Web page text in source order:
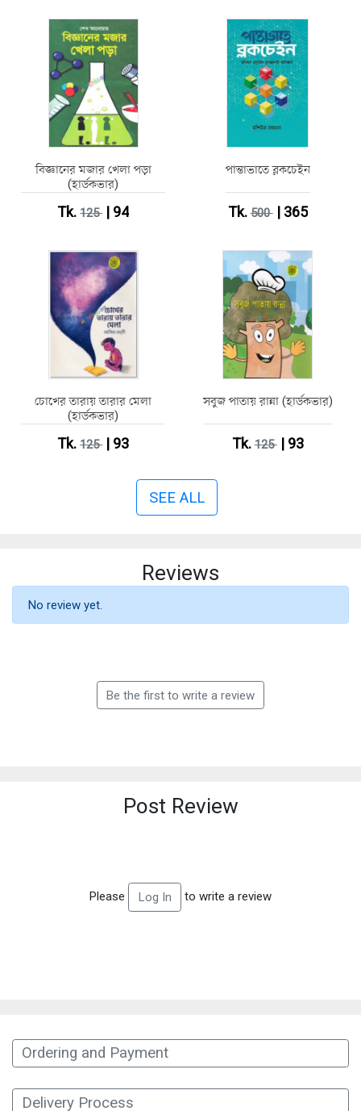
বিজ্ঞানের মজার খেলা পড়া
(হার্ডকভার)
Tk.125| 94
পান্তাভাতে ব্লকচেইন
Tk.500| 365
চোখের তারায় তারার মেলা
(হার্ডকভার)
Tk.125| 93
সবুজ পাতায় রান্না (হার্ডকভার)
Tk.125| 93
SEE ALL
Reviews
No review yet.
Be the first to write a review
Post Review
Please Log In to write a review
Ordering and Payment
Delivery Process